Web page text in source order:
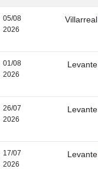
05/08
2026
Villarreal
01/08
2026
Levante
26/07
2026
Levante
17/07
2026
Levante